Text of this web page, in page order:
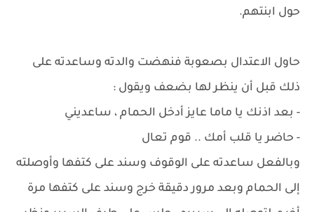
حول ابنتهم.
حاول الاعتدال بصعوبة فنهضت والدته وساعدته على
ذلك قبل أن ينظر لها بضعف ويقول :
- بعد اذنك يا ماما عايز أدخل الحمام ، ساعديني
- حاضر يا قلب أمك .. قوم تعال
وبالفعل ساعدته على الوقوف وسند على كتفها وأوصلته
إلى الحمام وبعد مرور دقيقة خرج وسند على كتفها مرة